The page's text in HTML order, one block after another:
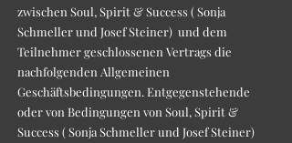
zwischen Soul, Spirit & Success ( Sonja
Schmeller und Josef Steiner) und dem
Teilnehmer geschlossenen Vertrags die
nachfolgenden Allgemeinen
Geschäftsbedingungen. Entgegenstehende
oder von Bedingungen von Soul, Spirit &
Success ( Sonja Schmeller und Josef Steiner)